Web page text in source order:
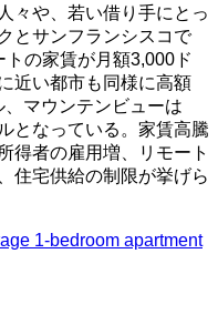
々や、若い借り手にとっ
とサンフランシスコで
の家賃が月額3,000ド
近い都市も同様に高額
マウンテンビューは
となっている。家賃高騰
得者の雇用増、リモート
住宅供給の制限が挙げら
1-bedroom apartment